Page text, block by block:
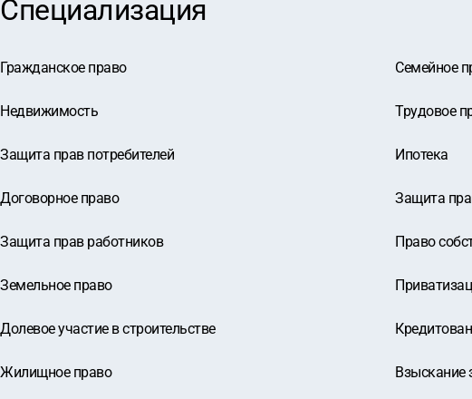
Специализация
Гражданское право Семейное
Недвижимость Трудовое
Защита прав потребителей Ипотека
Договорное право Защита
Защита прав работников Право
Земельное право
Долевое участие в строительстве
Жилищное право Взыскание